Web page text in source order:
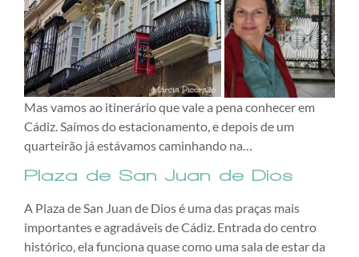
Mas vamos ao itinerário que vale a pena conhecer em
Cádiz. Saímos do estacionamento, e depois de um
quarteirão já estávamos caminhando na…
Plaza de San Juan de Dios
A Plaza de San Juan de Dios é uma das praças mais
importantes e agradáveis de Cádiz. Entrada do centro
histórico, ela funciona quase como uma sala de estar da